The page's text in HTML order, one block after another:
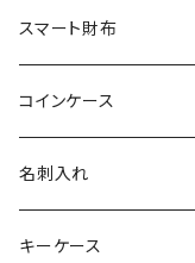
その他の革
エレファント
その他の革
リザード
エレファント
その他の革
シャーク
リザード
エレファント
その他の革
オーストリッチ
シャーク
リザード
エレファント
ダイヤモンドパイソン
オーストリッチ
シャーク
リザード
クロコダイル
ダイヤモンドパイソン
オーストリッチ
シャーク
スマート財布
クロコダイル
ダイヤモンドパイソン
オーストリッチ
コインケース
クロコダイル
ダイヤモンドパイソン
名刺入れ
クロコダイル
キーケース